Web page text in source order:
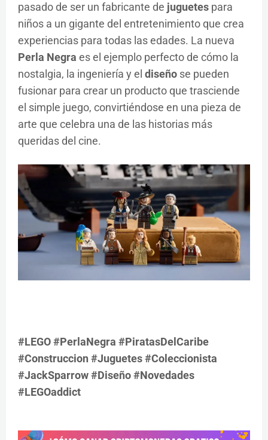
pasado de ser un fabricante de juguetes para
niños a un gigante del entretenimiento que crea
experiencias para todas las edades. La nueva
Perla Negra es el ejemplo perfecto de cómo la
nostalgia, la ingeniería y el diseño se pueden
fusionar para crear un producto que trasciende
el simple juego, convirtiéndose en una pieza de
arte que celebra una de las historias más
queridas del cine.
#LEGO #PerlaNegra #PiratasDelCaribe
#Construccion #Juguetes #Coleccionista
#JackSparrow #Diseño #Novedades
#LEGOaddict